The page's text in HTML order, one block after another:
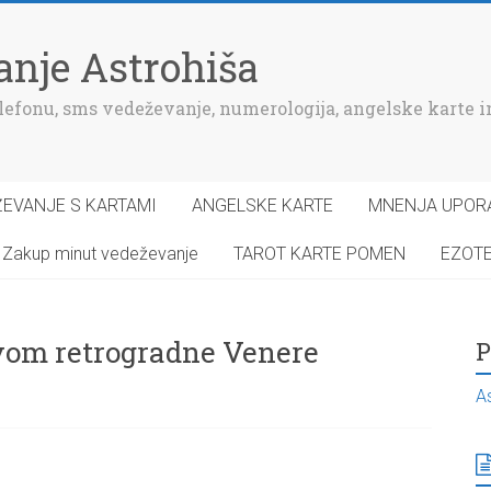
Astrohiša
sms vedeževanje, numerologija, angelske
S KARTAMI ANGELSKE KARTE MNENJA
Zakup minut vedeževanje TAROT KARTE POMEN
retrogradne Venere